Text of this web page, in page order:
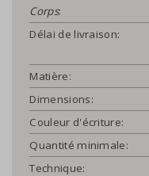
Corps:
Délai de livraison:
Matière:
Dimensions:
Couleur d'écriture:
Quantité minimale:
Technique: